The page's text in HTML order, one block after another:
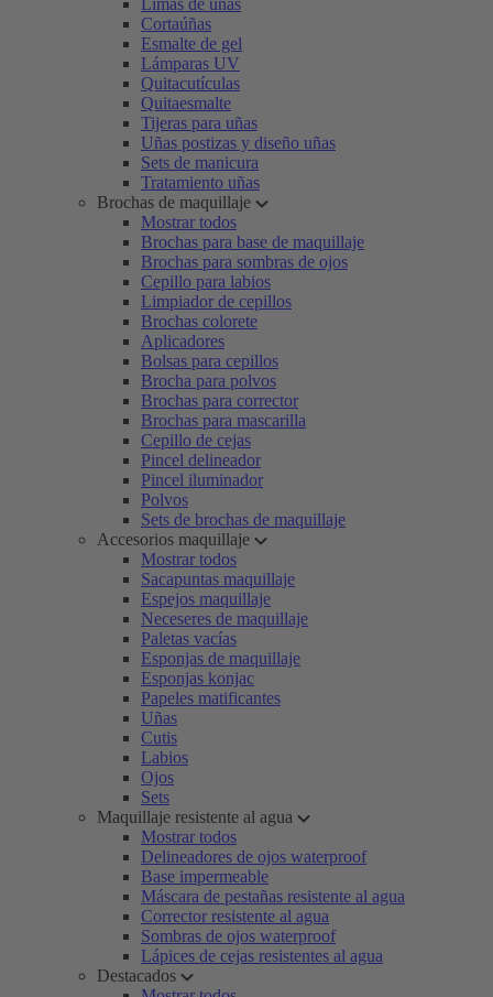
Limas de uñas
Cortaúñas
Esmalte de gel
Lámparas UV
Quitacutículas
Quitaesmalte
Tijeras para uñas
Uñas postizas y diseño uñas
Sets de manicura
Tratamiento uñas
Brochas de maquillaje
Mostrar todos
Brochas para base de maquillaje
Brochas para sombras de ojos
Cepillo para labios
Limpiador de cepillos
Brochas colorete
Aplicadores
Bolsas para cepillos
Brocha para polvos
Brochas para corrector
Brochas para mascarilla
Cepillo de cejas
Pincel delineador
Pincel iluminador
Polvos
Sets de brochas de maquillaje
Accesorios maquillaje
Mostrar todos
Sacapuntas maquillaje
Espejos maquillaje
Neceseres de maquillaje
Paletas vacías
Esponjas de maquillaje
Esponjas konjac
Papeles matificantes
Uñas
Cutis
Labios
Ojos
Sets
Maquillaje resistente al agua
Mostrar todos
Delineadores de ojos waterproof
Base impermeable
Máscara de pestañas resistente al agua
Corrector resistente al agua
Sombras de ojos waterproof
Lápices de cejas resistentes al agua
Destacados